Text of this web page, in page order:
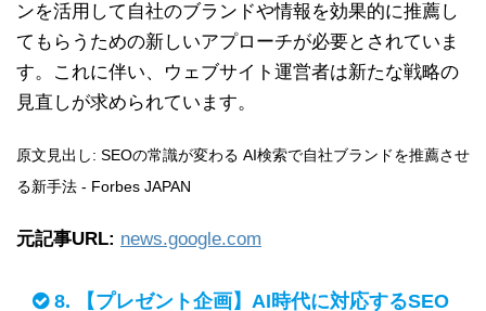
ンを活用して自社のブランドや情報を効果的に推薦し
てもらうための新しいアプローチが必要とされていま
す。これに伴い、ウェブサイト運営者は新たな戦略の
見直しが求められています。
原文見出し: SEOの常識が変わる AI検索で自社ブランドを推薦させ
る新手法 - Forbes JAPAN
元記事URL: news.google.com
8. 【プレゼント企画】AI時代に対応するSEO